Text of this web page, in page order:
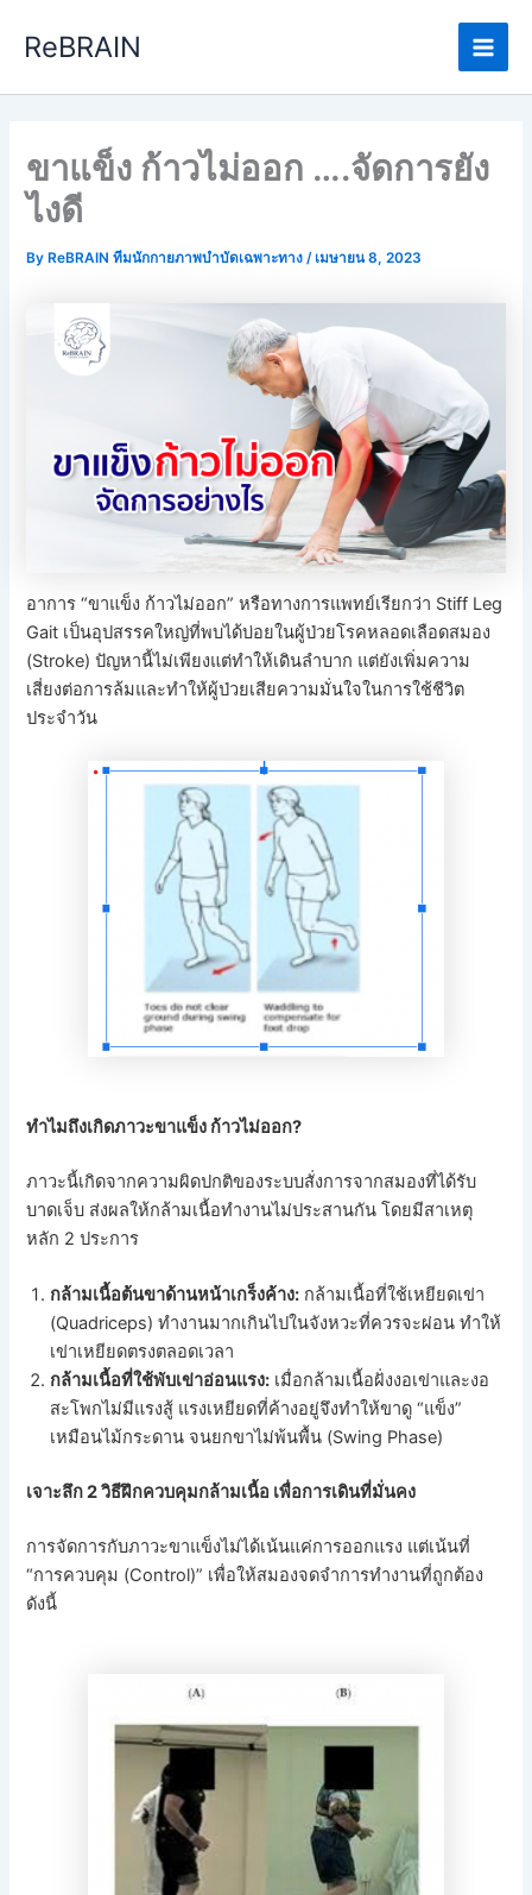
ReBRAIN
Main
ขาแข็ง ก้าวไม่ออก ….จัดการยัง
ไงดี
ByReBRAIN ทีมนักกายภาพบำบัดเฉพาะทาง / เมษายน 8, 2023
อาการ “ขาแข็ง ก้าวไม่ออก” หรือทางการแพทย์เรียกว่า Stiff Leg
Gait เป็นอุปสรรคใหญ่ที่พบได้บ่อยในผู้ป่วยโรคหลอดเลือดสมอง
(Stroke) ปัญหานี้ไม่เพียงแต่ทำให้เดินลำบาก แต่ยังเพิ่มความ
เสี่ยงต่อการล้มและทำให้ผู้ป่วยเสียความมั่นใจในการใช้ชีวิต
ประจำวัน
ทำไมถึงเกิดภาวะขาแข็ง ก้าวไม่ออก?
ภาวะนี้เกิดจากความผิดปกติของระบบสั่งการจากสมองที่ได้รับ
บาดเจ็บ ส่งผลให้กล้ามเนื้อทำงานไม่ประสานกัน โดยมีสาเหตุ
หลัก 2 ประการ
กล้ามเนื้อต้นขาด้านหน้าเกร็งค้าง: กล้ามเนื้อที่ใช้เหยียดเข่า
(Quadriceps) ทำงานมากเกินไปในจังหวะที่ควรจะผ่อน ทำให้
เข่าเหยียดตรงตลอดเวลา
กล้ามเนื้อที่ใช้พับเข่าอ่อนแรง: เมื่อกล้ามเนื้อฝั่งงอเข่าและงอ
สะโพกไม่มีแรงสู้ แรงเหยียดที่ค้างอยู่จึงทำให้ขาดู “แข็ง”
เหมือนไม้กระดาน จนยกขาไม่พ้นพื้น (Swing Phase)
เจาะลึก 2 วิธีฝึกควบคุมกล้ามเนื้อ เพื่อการเดินที่มั่นคง
การจัดการกับภาวะขาแข็งไม่ได้เน้นแค่การออกแรง แต่เน้นที่
“การควบคุม (Control)” เพื่อให้สมองจดจำการทำงานที่ถูกต้อง
ดังนี้